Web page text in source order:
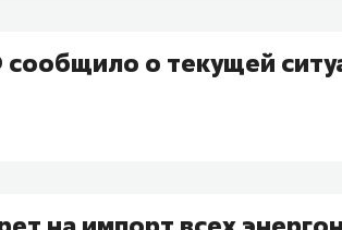
о текущей